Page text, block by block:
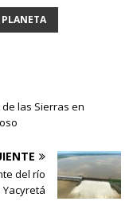
PLANETA
las Sierras en
del río